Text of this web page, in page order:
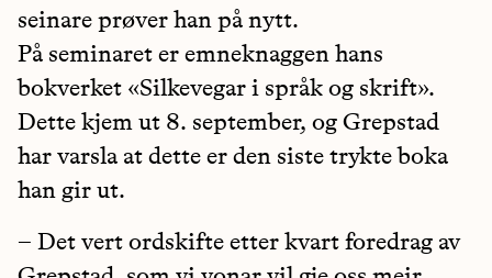
seinare prøver han på nytt.
På seminaret er emneknaggen hans
bokverket «Silkevegar i språk og skrift».
Dette kjem ut 8. september, og Grepstad
har varsla at dette er den siste trykte boka
han gir ut.
– Det vert ordskifte etter kvart foredrag av